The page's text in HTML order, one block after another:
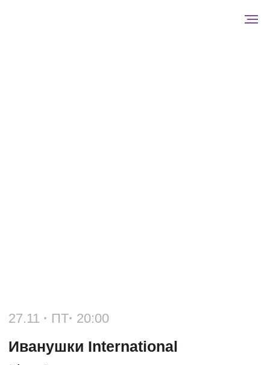
27 ноября в Live Арене «Иванушки
International» вернутся с грандиозным
купить билет